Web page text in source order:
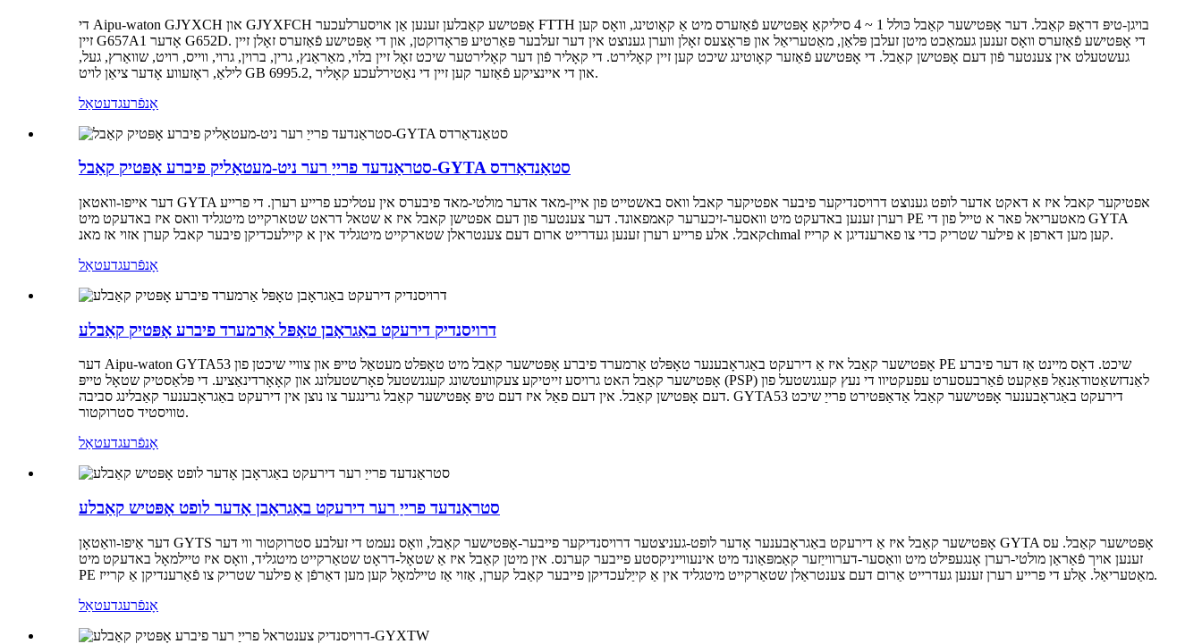
די Aipu-waton GJYXCH און GJYXFCH אָפּטישע קאַבלען זענען אַן אויסערלעכער FTTH בויגן-טיפּ דראָפּ קאַבל. דער אָפּטישער קאַבל כּולל 1 ~ 4 סיליקאַ אָפּטישע פֿאַזערס מיט אַ קאָוטינג, וואָס קען
זיין G657A1 אָדער G652D. די אָפּטישע פֿאַזערס וואָס זענען געמאַכט מיטן זעלבן פּלאַן, מאַטעריאַל און פּראָצעס זאָלן ווערן גענוצט אין דער זעלבער פּאַרטיע פּראָדוקטן, און די אָפּטישע פֿאַזערס זאָלן זיין
געשטעלט אין צענטער פֿון דעם אָפּטישן קאַבל. די אָפּטישע פֿאַזער קאָוטינג שיכט קען זיין קאָלירט. די קאָליר פֿון דער קאָלירטער שיכט זאָל זיין בלוי, מאַראַנץ, גרין, ברוין, גרוי, ווייס, רויט, שוואַרץ, געל,
לילאַ, ראָזעווע אָדער ציאַן לויט GB 6995.2, און די איינציקע פֿאַזער קען זיין די נאַטירלעכע קאָליר.
אָנפֿרעגדעטאַל
סטראַנדעד פרייַ רער ניט-מעטאַליק פיברע אָפּטיק קאַבל-GYTA סטאַנדאַרדס
דער אייפו-וואטאן GYTA אפטיקער קאבל איז א דאקט אדער לופט גענוצט דרויסנדיקער פיבער אפטיקער קאבל וואס באשטייט פון איין-מאד אדער מולטי-מאד פיבערס אין עטליכע פרייע רערן. די פרייע
רערן זענען באדעקט מיט וואסער-זיכערער קאמפאונד. דער צענטער פון דעם אפטישן קאבל איז א שטאל דראט שטארקייט מיטגליד וואס איז באדעקט מיט PE מאטעריאל פאר א טייל פון די GYTA
קאבל. אלע פרייע רערן זענען געדרייט ארום דעם צענטראלן שטארקייט מיטגליד אין א קיילעכדיקן פיבער קאבל קערן אזוי אז מאנchmal קען מען דארפן א פילער שטריק כדי צו פארענדיגן א קרייז.
אָנפֿרעגדעטאַל
דרויסנדיק דירעקט באַגראָבן טאָפּל אַרמערד פיברע אָפּטיק קאַבלע
דער Aipu-waton GYTA53 אָפּטישער קאַבל איז אַ דירעקט באַגראָבענער טאָפּלט אַרמערד פיברע אָפּטישער קאַבל מיט טאָפּלט מעטאַל טייפּ און צוויי שיכטן פון PE שיכט. דאָס מיינט אַז דער פיברע
אָפּטישער קאַבל האט גרויסע זייטיקע צעקוועטשונג קעגנשטעל פאָרשטעלונג און קאָאָרדינאַציע. די פּלאַסטיק שטאָל טייפּ (PSP) לאַנדזשאַטודאַנאַל פּאַקעט פֿאַרבעסערט עפעקטיוו די נעץ קעגנשטעל פון
דעם אָפּטישן קאַבל. אין דעם פאַל איז דעם טיפּ אָפּטישער קאַבל גרינגער צו נוצן אין דירעקט באַגראָבענער קאַבלינג סביבה. GYTA53 דירעקט באַגראָבענער אָפּטישער קאַבל אַדאַפּטירט פרייַ שיכט
טוויסטיד סטרוקטור.
אָנפֿרעגדעטאַל
סטראַנדעד פרייַ רער דירעקט באַגראָבן אָדער לופט אָפּטיש קאַבלע
דער אַיפו-וואַטאָן GYTS אָפּטישער קאַבל איז אַ דירעקט באַגראָבענער אָדער לופט-געניצטער דרויסנדיקער פייבער-אָפּטישער קאַבל, וואָס נעמט די זעלבע סטרוקטור ווי דער GYTA אָפּטישער קאַבל. עס
זענען אויך פֿאַראַן מולטי-רערן אָנגעפילט מיט וואַסער-דערווייַזער קאַמפּאַונד מיט אינעווייניקסטע פייבער קערנס. אין מיטן קאַבל איז אַ שטאָל-דראָט שטאַרקייט מיטגליד, וואָס איז טיילמאָל באדעקט מיט
PE מאַטעריאַל. אַלע די פרייע רערן זענען געדרייט אַרום דעם צענטראַלן שטאַרקייט מיטגליד אין אַ קייַלעכדיקן פייבער קאַבל קערן, אַזוי אַז טיילמאָל קען מען דאַרפֿן אַ פילער שטריק צו פֿאַרענדיקן אַ קרייז.
אָנפֿרעגדעטאַל